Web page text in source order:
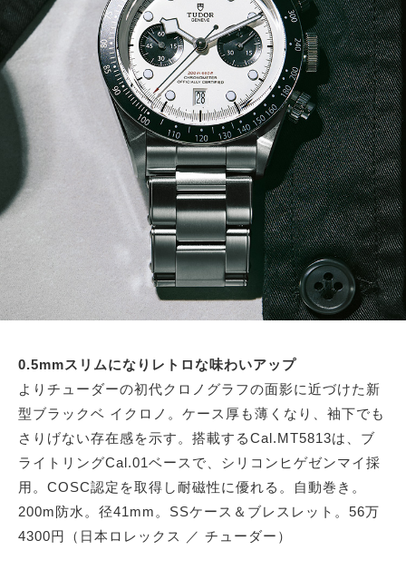
0.5mmスリムになりレトロな味わいアップ
よりチューダーの初代クロノグラフの面影に近づけた新
型ブラックベ イクロノ。ケース厚も薄くなり、袖下でも
さりげない存在感を示す。搭載するCal.MT5813は、ブ
ライトリングCal.01ベースで、シリコンヒゲゼンマイ採
用。COSC認定を取得し耐磁性に優れる。自動巻き。
200m防水。径41mm。SSケース＆ブレスレット。56万
4300円（日本ロレックス ／ チューダー）